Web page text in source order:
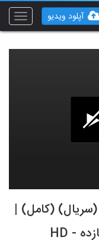
Toggle
آپلود ویدیو
ممنوعه (سریال) (کامل) |